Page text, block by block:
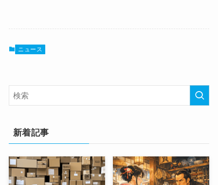
ニュース
新着記事